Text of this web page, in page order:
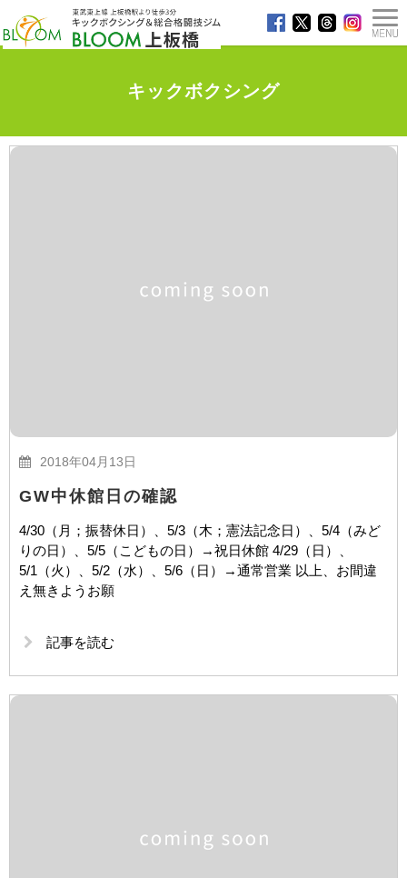
キックボクシング
2018年04月13日
GW中休館日の確認
4/30（月；振替休日）、5/3（木；憲法記念日）、5/4（みど
りの日）、5/5（こどもの日）→祝日休館 4/29（日）、
5/1（火）、5/2（水）、5/6（日）→通常営業 以上、お間違
え無きようお願
記事を読む